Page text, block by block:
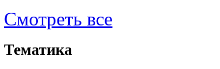
Смотреть все
Тематика